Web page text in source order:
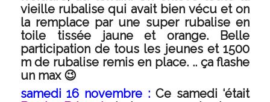
vieille rubalise qui avait bien vécu et on
la remplace par une super rubalise en
toile tissée jaune et orange. Belle
participation de tous les jeunes et 1500
m de rubalise remis en place. .. ça flashe
un max 😉
samedi 16 novembre : Ce samedi ‘était